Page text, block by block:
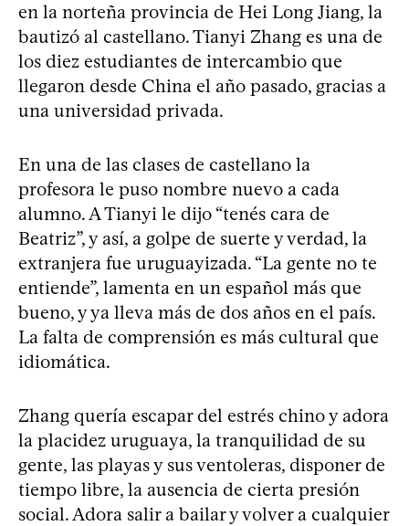
en la norteña provincia de Hei Long Jiang, la
bautizó al castellano. Tianyi Zhang es una de
los diez estudiantes de intercambio que
llegaron desde China el año pasado, gracias a
una universidad privada.
En una de las clases de castellano la
profesora le puso nombre nuevo a cada
alumno. A Tianyi le dijo “tenés cara de
Beatriz”, y así, a golpe de suerte y verdad, la
extranjera fue uruguayizada. “La gente no te
entiende”, lamenta en un español más que
bueno, y ya lleva más de dos años en el país.
La falta de comprensión es más cultural que
idiomática.
Zhang quería escapar del estrés chino y adora
la placidez uruguaya, la tranquilidad de su
gente, las playas y sus ventoleras, disponer de
tiempo libre, la ausencia de cierta presión
social. Adora salir a bailar y volver a cualquier